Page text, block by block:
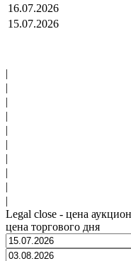
16.07.2026
15.07.2026
|
|
|
|
|
|
|
|
|
|
Legal close - цена
цена торгового дня